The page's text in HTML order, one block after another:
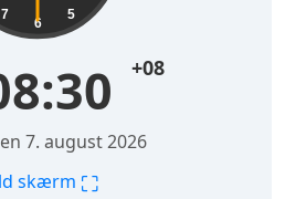
5
6
7
+08
7. august 2026
skærm ⛶